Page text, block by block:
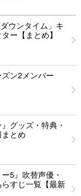
ウンタイム」キ
ー【まとめ】
ズン2メンバー
グッズ・特典・
とめ
5』吹替声優・
すじ一覧【最新